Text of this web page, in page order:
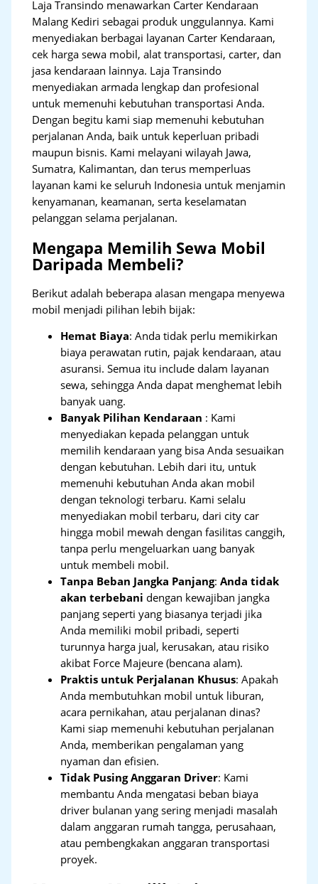
Laja Transindo menawarkan Carter Kendaraan
Malang Kediri sebagai produk unggulannya. Kami
menyediakan berbagai layanan Carter Kendaraan,
cek harga sewa mobil, alat transportasi, carter, dan
jasa kendaraan lainnya. Laja Transindo
menyediakan armada lengkap dan profesional
untuk memenuhi kebutuhan transportasi Anda.
Dengan begitu kami siap memenuhi kebutuhan
perjalanan Anda, baik untuk keperluan pribadi
maupun bisnis. Kami melayani wilayah Jawa,
Sumatra, Kalimantan, dan terus memperluas
layanan kami ke seluruh Indonesia untuk menjamin
kenyamanan, keamanan, serta keselamatan
pelanggan selama perjalanan.
Mengapa Memilih Sewa Mobil
Daripada Membeli?
Berikut adalah beberapa alasan mengapa menyewa
mobil menjadi pilihan lebih bijak:
Hemat Biaya: Anda tidak perlu memikirkan
biaya perawatan rutin, pajak kendaraan, atau
asuransi. Semua itu include dalam layanan
sewa, sehingga Anda dapat menghemat lebih
banyak uang.
Banyak Pilihan Kendaraan : Kami
menyediakan kepada pelanggan untuk
memilih kendaraan yang bisa Anda sesuaikan
dengan kebutuhan. Lebih dari itu, untuk
memenuhi kebutuhan Anda akan mobil
dengan teknologi terbaru. Kami selalu
menyediakan mobil terbaru, dari city car
hingga mobil mewah dengan fasilitas canggih,
tanpa perlu mengeluarkan uang banyak
untuk membeli mobil.
Tanpa Beban Jangka Panjang:Anda tidak
akan terbebani dengan kewajiban jangka
panjang seperti yang biasanya terjadi jika
Anda memiliki mobil pribadi, seperti
turunnya harga jual, kerusakan, atau risiko
akibat Force Majeure (bencana alam).
Praktis untuk Perjalanan Khusus: Apakah
Anda membutuhkan mobil untuk liburan,
acara pernikahan, atau perjalanan dinas?
Kami siap memenuhi kebutuhan perjalanan
Anda, memberikan pengalaman yang
nyaman dan efisien.
Tidak Pusing Anggaran Driver: Kami
membantu Anda mengatasi beban biaya
driver bulanan yang sering menjadi masalah
dalam anggaran rumah tangga, perusahaan,
atau pembengkakan anggaran transportasi
proyek.